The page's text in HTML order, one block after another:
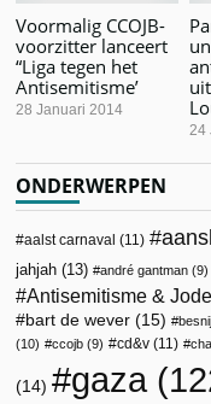
Voormalig CCOJB-
voorzitter lanceert
“Liga tegen het
Antisemitisme’
28 Januari 2014
24
ONDERWERPEN
aalst carnaval (11)
jahjah (13) andré gantman (9)
Antisemitisme &
bart de wever (15)
(10)
ccojb (9) cd&v (11)
(14) gaza